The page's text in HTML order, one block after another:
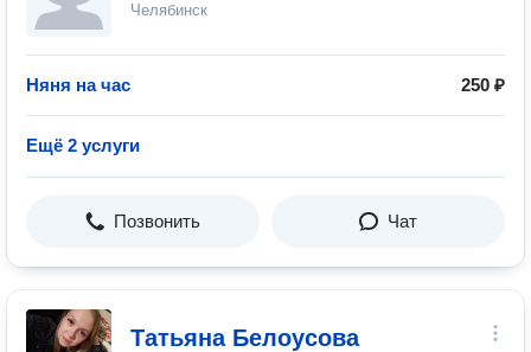
Челябинск
Няня на час 250 ₽
Ещё 2 услуги
Позвонить Чат
Татьяна Белоусова